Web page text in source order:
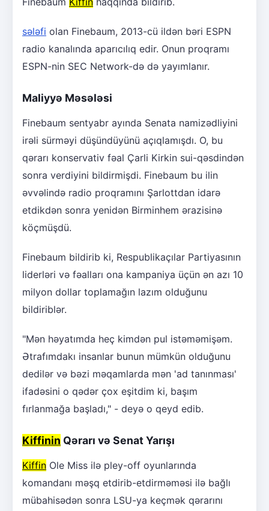
sələfi olan Finebaum, 2013-cü ildən bəri ESPN
radio kanalında aparıcılıq edir. Onun proqramı
ESPN-nin SEC Network-də də yayımlanır.
Maliyyə Məsələsi
Finebaum sentyabr ayında Senata namizədliyini
irəli sürməyi düşündüyünü açıqlamışdı. O, bu
qərarı konservativ fəal Çarli Kirkin sui-qəsdindən
sonra verdiyini bildirmişdi. Finebaum bu ilin
əvvəlində radio proqramını Şarlottdan idarə
etdikdən sonra yenidən Birminhem ərazisinə
köçmüşdü.
Finebaum bildirib ki, Respublikaçılar Partiyasının
liderləri və fəalları ona kampaniya üçün ən azı 10
milyon dollar toplamağın lazım olduğunu
bildiriblər.
"Mən həyatımda heç kimdən pul istəməmişəm.
Ətrafımdakı insanlar bunun mümkün olduğunu
dedilər və bəzi məqamlarda mən 'ad tanınması'
ifadəsini o qədər çox eşitdim ki, başım
fırlanmağa başladı," - deyə o qeyd edib.
Kiffinin Qərarı və Senat Yarışı
Kiffin Ole Miss ilə pley-off oyunlarında
komandanı məşq etdirib-etdirməməsi ilə bağlı
mübahisədən sonra LSU-ya keçmək qərarını